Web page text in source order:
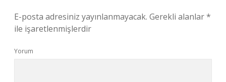
E-posta adresiniz yayınlanmayacak. Gerekli alanlar*
ile işaretlenmişlerdir
Yorum